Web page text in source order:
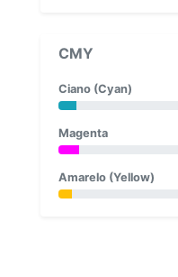
CMY
Ciano (Cyan)
Magenta
Amarelo (Yellow)